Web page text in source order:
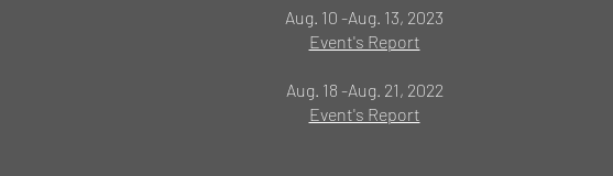
Aug. 10 -Aug. 13, 2023
Event's Report
Aug. 18 -Aug. 21, 2022
Event's Report